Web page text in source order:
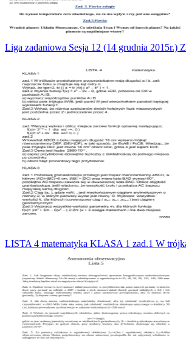
Liga zadaniowa Sesja 12 (14 grudnia 2015r.)
LISTA 4 matematyka KLASA 1 zad.1 W